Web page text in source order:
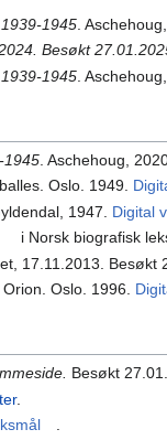
1945.
Besøkt
1945.
1945 . Aschehoug,
Oslo. 1949.
1947. Digital
i Norsk biografisk
17.11.2013. Besøkt
Oslo. 1996.
Besøkt
.